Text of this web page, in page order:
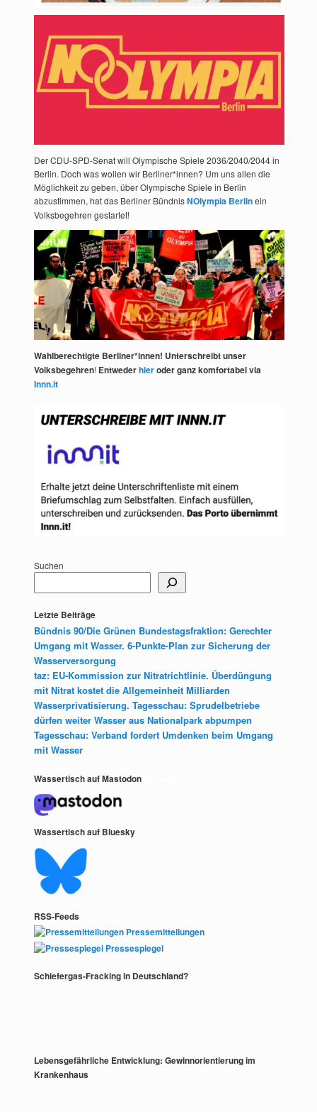
Der CDU-SPD-Senat will Olympische Spiele 2036/2040/2044 in
Berlin. Doch was wollen wir Berliner*innen? Um uns allen die
Möglichkeit zu geben, über Olympische Spiele in Berlin
abzustimmen, hat das Berliner BündnisNOlympia Berlinein
Volksbegehren gestartet!
Wahlberechtigte Berliner*innen! Unterschreibt unser
Volksbegehren! Entwederhieroder ganz komfortabel via
Innn.it
Suchen
Letzte Beiträge
Bündnis 90/Die Grünen Bundestagsfraktion: Gerechter
Umgang mit Wasser. 6-Punkte-Plan zur Sicherung der
Wasserversorgung
taz: EU-Kommission zur Nitratrichtlinie. Überdüngung
mit Nitrat kostet die Allgemeinheit Milliarden
Wasserprivatisierung. Tagesschau: Sprudelbetriebe
dürfen weiter Wasser aus Nationalpark abpumpen
Tagesschau: Verband fordert Umdenken beim Umgang
mit Wasser
Wassertisch auf Mastodon
Wassertisch auf Bluesky
RSS-Feeds
Pressemitteilungen
Pressespiegel
Schiefergas-Fracking in Deutschland?
Lebensgefährliche Entwicklung: Gewinnorientierung im
Krankenhaus